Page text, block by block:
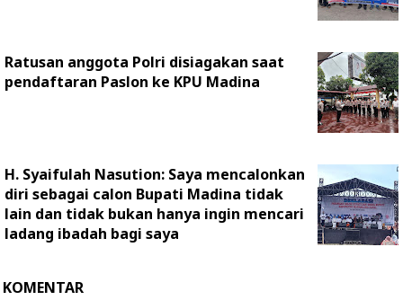
Ratusan anggota Polri disiagakan saat
pendaftaran Paslon ke KPU Madina
H. Syaifulah Nasution: Saya mencalonkan
diri sebagai calon Bupati Madina tidak
lain dan tidak bukan hanya ingin mencari
ladang ibadah bagi saya
KOMENTAR